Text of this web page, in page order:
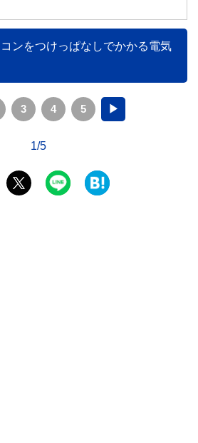
ンをつけっぱなしでかかる電気
3 4 5 ▶
1/5